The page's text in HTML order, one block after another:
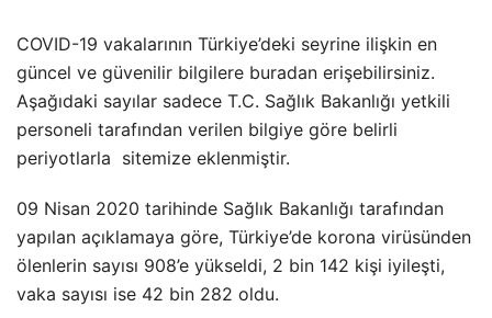
COVID-19 vakalarının Türkiye’deki seyrine ilişkin en
güncel ve güvenilir bilgilere buradan erişebilirsiniz.
Aşağıdaki sayılar sadece T.C. Sağlık Bakanlığı yetkili
personeli tarafından verilen bilgiye göre belirli
periyotlarla sitemize eklenmiştir.
09 Nisan 2020 tarihinde Sağlık Bakanlığı tarafından
yapılan açıklamaya göre, Türkiye’de korona virüsünden
ölenlerin sayısı 908’e yükseldi, 2 bin 142 kişi iyileşti,
vaka sayısı ise 42 bin 282 oldu.